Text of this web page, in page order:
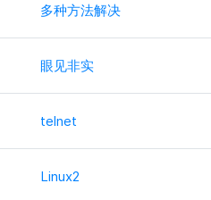
多种方法解决
眼见非实
telnet
Linux2